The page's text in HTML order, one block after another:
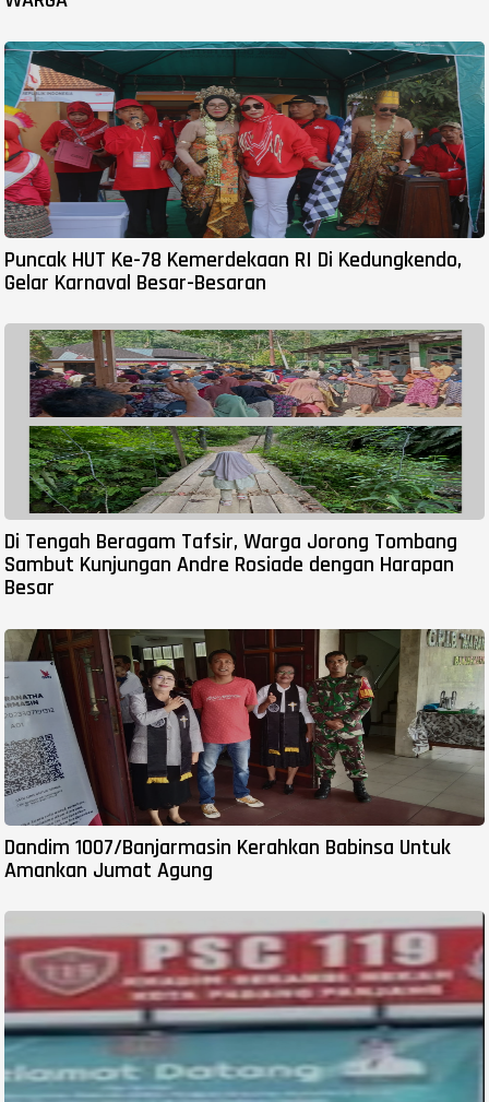
Puncak HUT Ke-78 Kemerdekaan RI Di Kedungkendo,
Gelar Karnaval Besar-Besaran
Di Tengah Beragam Tafsir, Warga Jorong Tombang
Sambut Kunjungan Andre Rosiade dengan Harapan
Besar
Dandim 1007/Banjarmasin Kerahkan Babinsa Untuk
Amankan Jumat Agung